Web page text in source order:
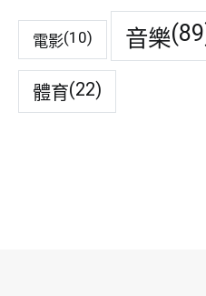
電影(10) 音樂
體育(22)